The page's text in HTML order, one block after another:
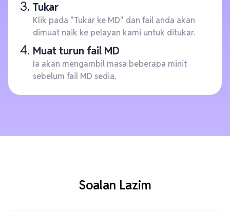
Tukar
Klik pada "Tukar ke MD" dan fail anda akan
dimuat naik ke pelayan kami untuk ditukar.
Muat turun fail MD
Ia akan mengambil masa beberapa minit
sebelum fail MD sedia.
Soalan Lazim